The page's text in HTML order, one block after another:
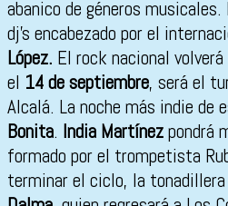
abanico de géneros musicales.
dj’s encabezado por el
López. El rock nacional
el 14 de septiembre, será el
Alcalá. La noche más indie de
Bonita. India Martínezpondrá
formado por el trompetista
terminar el ciclo, la tonadillera